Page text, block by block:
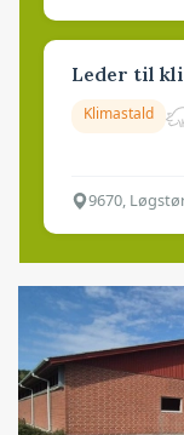
Leder til
Klimastald
9670,